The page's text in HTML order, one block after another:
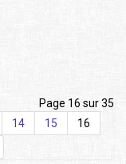
Page 16 sur 35
14 15
16